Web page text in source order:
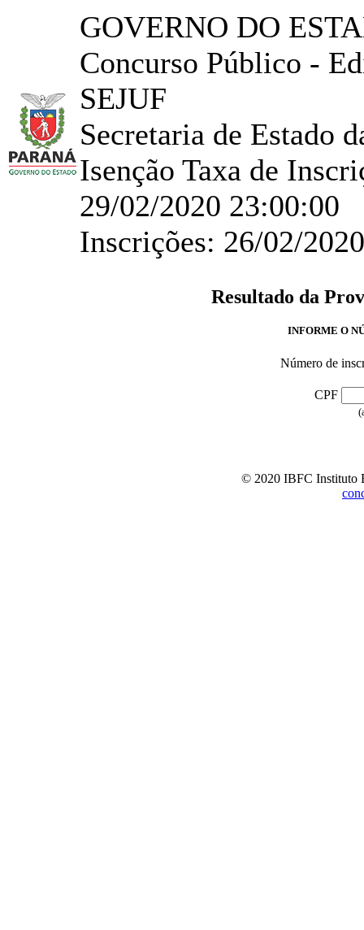
GOVERNO DO
Concurso Público -
SEJUF
Secretaria de Estado
Isenção Taxa de
29/02/2020 23:00:00
Inscrições: 26/02/
Resultado da
INFORME O
Número de
CPF
© 2020 IBFC Instituto